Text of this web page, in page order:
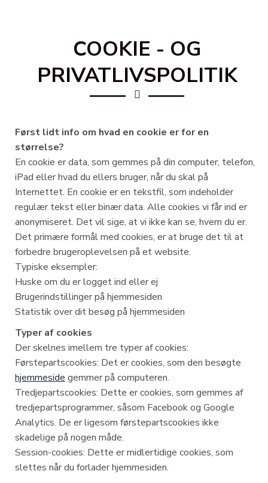
COOKIE - OG
PRIVATLIVSPOLITIK
Først lidt info om hvad en cookie er for en
størrelse?
En cookie er data, som gemmes på din computer, telefon,
iPad eller hvad du ellers bruger, når du skal på
Internettet. En cookie er en tekstfil, som indeholder
regulær tekst eller binær data. Alle cookies vi får ind er
anonymiseret. Det vil sige, at vi ikke kan se, hvem du er.
Det primære formål med cookies, er at bruge det til at
forbedre brugeroplevelsen på et website.
Typiske eksempler:
Huske om du er logget ind eller ej
Brugerindstillinger på hjemmesiden
Statistik over dit besøg på hjemmesiden
Typer af cookies
Der skelnes imellem tre typer af cookies:
Førstepartscookies: Det er cookies, som den besøgte
hjemmeside gemmer på computeren.
Tredjepartscookies: Dette er cookies, som gemmes af
tredjepartsprogrammer, såsom Facebook og Google
Analytics. De er ligesom førstepartscookies ikke
skadelige på nogen måde.
Session-cookies: Dette er midlertidige cookies, som
slettes når du forlader hjemmesiden.